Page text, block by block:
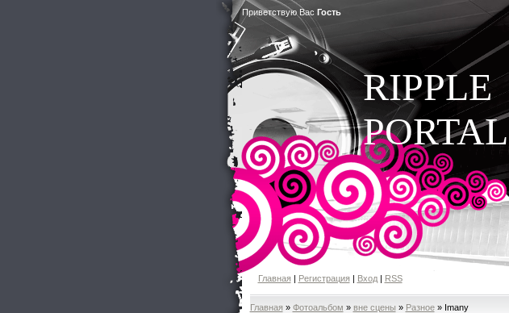
Приветствую Вас Гость
RIPPLE
PORTAL
Главная| Регистрация| Вход| RSS
Главная » Фотоальбом » вне сцены » Разное» Imany